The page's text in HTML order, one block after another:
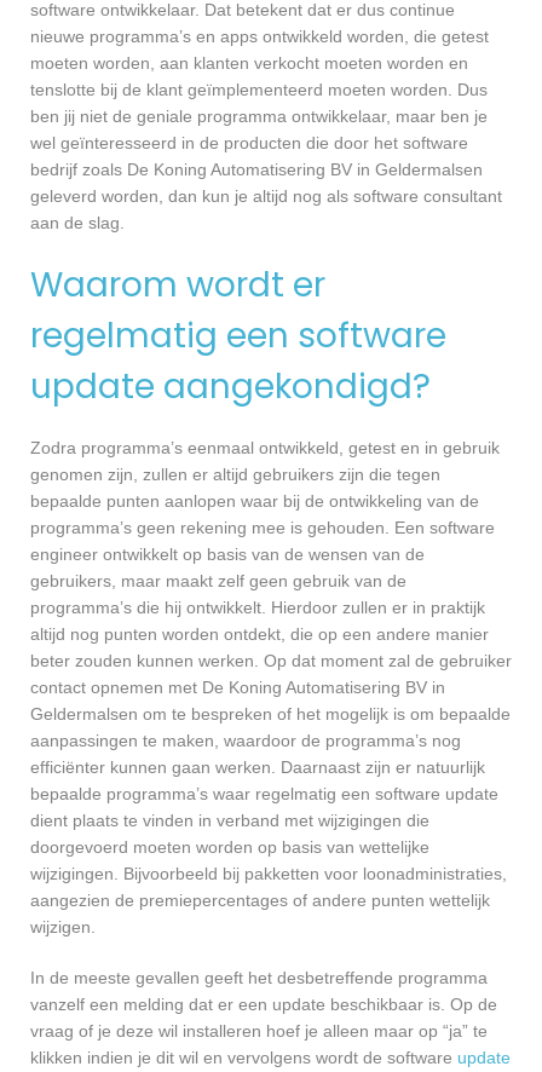
software ontwikkelaar. Dat betekent dat er dus continue
nieuwe programma’s en apps ontwikkeld worden, die getest
moeten worden, aan klanten verkocht moeten worden en
tenslotte bij de klant geïmplementeerd moeten worden. Dus
ben jij niet de geniale programma ontwikkelaar, maar ben je
wel geïnteresseerd in de producten die door het software
bedrijf zoals De Koning Automatisering BV in Geldermalsen
geleverd worden, dan kun je altijd nog als software consultant
aan de slag.
Waarom wordt er
regelmatig een software
update aangekondigd?
Zodra programma’s eenmaal ontwikkeld, getest en in gebruik
genomen zijn, zullen er altijd gebruikers zijn die tegen
bepaalde punten aanlopen waar bij de ontwikkeling van de
programma’s geen rekening mee is gehouden. Een software
engineer ontwikkelt op basis van de wensen van de
gebruikers, maar maakt zelf geen gebruik van de
programma’s die hij ontwikkelt. Hierdoor zullen er in praktijk
altijd nog punten worden ontdekt, die op een andere manier
beter zouden kunnen werken. Op dat moment zal de gebruiker
contact opnemen met De Koning Automatisering BV in
Geldermalsen om te bespreken of het mogelijk is om bepaalde
aanpassingen te maken, waardoor de programma’s nog
efficiënter kunnen gaan werken. Daarnaast zijn er natuurlijk
bepaalde programma’s waar regelmatig een software update
dient plaats te vinden in verband met wijzigingen die
doorgevoerd moeten worden op basis van wettelijke
wijzigingen. Bijvoorbeeld bij pakketten voor loonadministraties,
aangezien de premiepercentages of andere punten wettelijk
wijzigen.
In de meeste gevallen geeft het desbetreffende programma
vanzelf een melding dat er een update beschikbaar is. Op de
vraag of je deze wil installeren hoef je alleen maar op “ja” te
klikken indien je dit wil en vervolgens wordt de software update